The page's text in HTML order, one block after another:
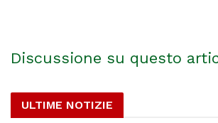
Discussione su questo
ULTIME NOTIZIE